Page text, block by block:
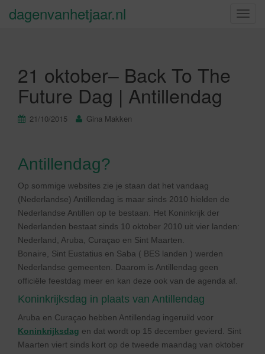
S
dagenvanhetjaar.nl
21 oktober– Back To The
Future Dag | Antillendag
21/10/2015 Gina Makken
Antillendag?
Op sommige websites zie je staan dat het vandaag
(Nederlandse) Antillendag is maar sinds 2010 hielden de
Nederlandse Antillen op te bestaan. Het Koninkrijk der
Nederlanden bestaat sinds 10 oktober 2010 uit vier landen:
Nederland, Aruba, Curaçao en Sint Maarten.
Bonaire, Sint Eustatius en Saba ( BES landen ) werden
Nederlandse gemeenten. Daarom is Antillendag geen
officiële feestdag meer en kan deze ook van de agenda af.
Koninkrijksdag in plaats van Antillendag
Aruba en Curaçao hebben Antillendag ingeruild voor
Koninkrijksdag en dat wordt op 15 december gevierd. Sint
Maarten viert sinds kort op de tweede maandag van oktober